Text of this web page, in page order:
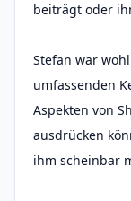
beiträgt oder
Stefan war
umfassenden
Aspekten von
ausdrücken
ihm scheinbar